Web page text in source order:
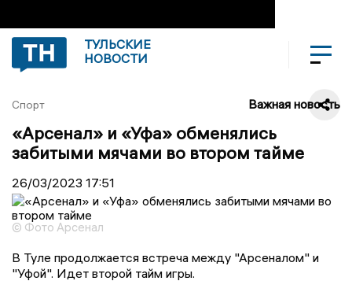
ТУЛЬСКИЕ
НОВОСТИ
Спорт Важная новость
«Арсенал» и «Уфа» обменялись
забитыми мячами во втором тайме
26/03/2023 17:51
© Фото Арсенал
В Туле продолжается встреча между "Арсеналом" и
"Уфой". Идет второй тайм игры.